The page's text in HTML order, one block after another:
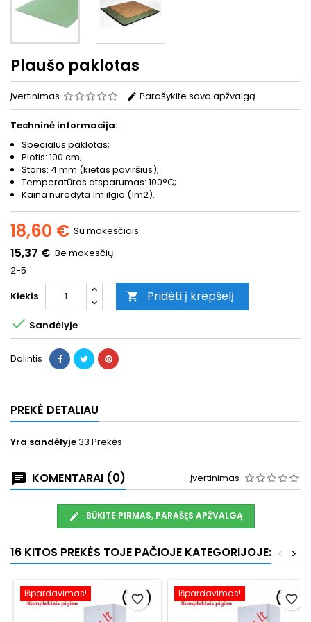
Plaušo paklotas
Įvertinimas Parašykite savo apžvalgą
Techninė informacija:
Specialus paklotas;
Plotis: 100 cm;
Storis: 4 mm (kietas paviršius);
Temperatūros atsparumas: 100°C;
Kaina nurodyta 1m ilgio (1m2).
18,60 € Su mokesčiais
15,37 € Be mokesčių
2-5
Kiekis
 Pridėti į krepšelį
 Sandėlyje
Dalintis
PREKĖ DETALIAU
Yra sandėlyje33 Prekės
KOMENTARAI (0) Įvertinimas
BŪKITE PIRMAS, PARAŠĘS APŽVALGĄ
16 KITOS PREKĖS TOJE PAČIOJE KATEGORIJOJE: >
<
Išpardavimas! favorite_border Išpardavimas! favorite_border